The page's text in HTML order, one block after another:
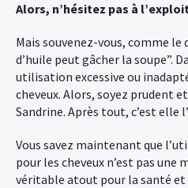
Alors, n’hésitez pas à
Mais souvenez-vous, comme le
d’huile peut gâcher la soupe”.
utilisation excessive ou
cheveux. Alors, soyez prudent
Sandrine. Après tout, c’est elle
Vous savez maintenant que
pour les cheveux n’est pas une
véritable atout pour la santé et